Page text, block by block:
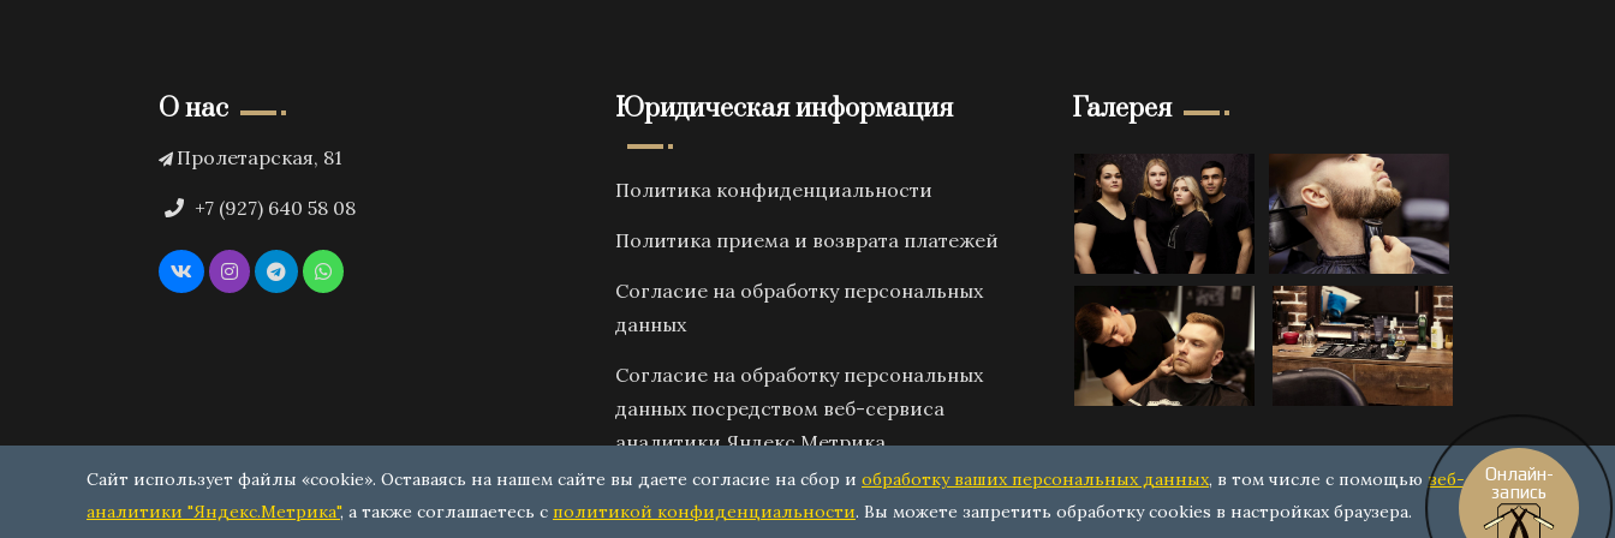
О нас
Пролетарская, 81
+7 (927) 640 58 08
Юридическая информация
Политика конфиденциальности
Политика приема и возврата платежей
Согласие на обработку персональных
данных
Согласие на обработку персональных
данных посредством веб-сервиса
аналитики Яндекс Метрика
Галерея
Сайт использует файлы «cookie». Оставаясь на нашем сайте вы даете согласие на сбор и обработку ваших персональных данных, в том числе с помощью веб-
аналитики "Яндекс.Метрика", а также соглашаетесь с политикой конфиденциальности. Вы можете запретить обработку cookies в настройках браузера.
Онлайн-
запись